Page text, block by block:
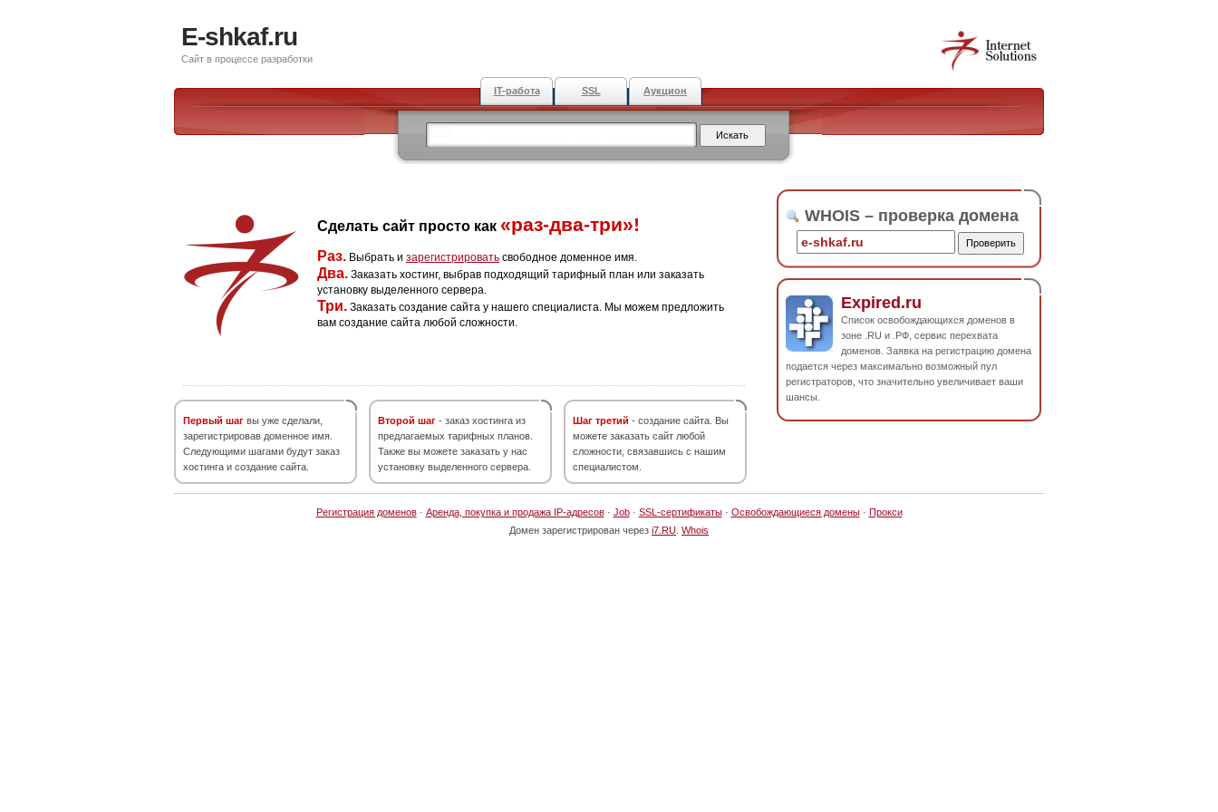
E-shkaf.ru
Сайт в процессе разработки
IT-работа SSL Аукцион
Сделать сайт просто как «раз-два-три»!
Раз. Выбрать и зарегистрировать свободное доменное имя.
Два. Заказать хостинг, выбрав подходящий тарифный план или заказать
установку выделенного сервера.
Три. Заказать создание сайта у нашего специалиста. Мы можем предложить
вам создание сайта любой сложности.
Первый шаг вы уже сделали,
зарегистрировав доменное имя.
Следующими шагами будут заказ
хостинга и создание сайта.
Второй шаг - заказ хостинга из
предлагаемых тарифных планов.
Также вы можете заказать у нас
установку выделенного сервера.
Шаг третий - создание сайта. Вы
можете заказать сайт любой
сложности, связавшись с нашим
специалистом.
WHOIS – проверка домена
Expired.ru
Список освобождающихся доменов в
зоне .RU и .РФ, сервис перехвата
доменов. Заявка на регистрацию домена
подается через максимально возможный пул
регистраторов, что значительно увеличивает ваши
шансы.
Регистрация доменов· Аренда, покупка и продажа IP-адресов· Job· SSL-сертификаты· Освобождающиеся домены· Прокси
Домен зарегистрирован через i7.RU Whois